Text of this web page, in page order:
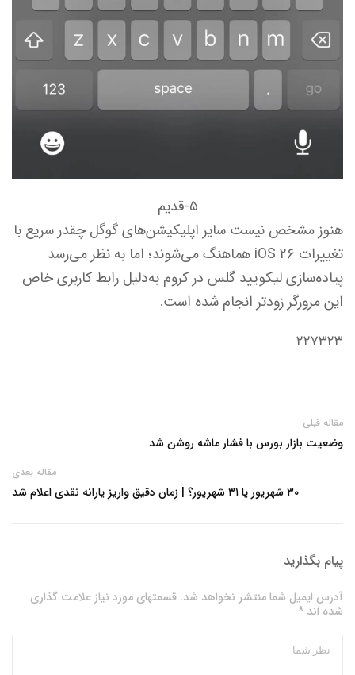
۵-قدیم
هنوز مشخص نیست سایر اپلیکیشن‌های گوگل چقدر سریع با
تغییرات iOS ۲۶ هماهنگ می‌شوند؛ اما به نظر می‌رسد
پیاده‌سازی لیکویید گلس در کروم به‌دلیل رابط کاربری خاص
این مرورگر زودتر انجام شده است.
۲۲۷۳۲۳
مقاله قبلی
وضعیت بازار بورس با فشار ماشه روشن شد
مقاله بعدی
۳۰ شهریور یا ۳۱ شهریور؟ | زمان دقیق واریز یارانه نقدی اعلام شد
پیام بگذارید
آدرس ایمیل شما منتشر نخواهد شد. قسمتهای مورد نیاز علامت گذاری
شده اند *